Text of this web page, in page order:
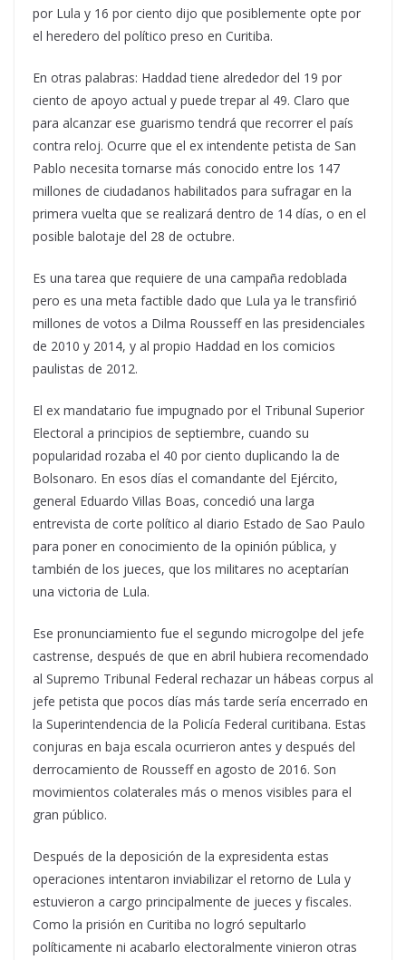
por Lula y 16 por ciento dijo que posiblemente opte por
el heredero del político preso en Curitiba.
En otras palabras: Haddad tiene alrededor del 19 por
ciento de apoyo actual y puede trepar al 49. Claro que
para alcanzar ese guarismo tendrá que recorrer el país
contra reloj. Ocurre que el ex intendente petista de San
Pablo necesita tornarse más conocido entre los 147
millones de ciudadanos habilitados para sufragar en la
primera vuelta que se realizará dentro de 14 días, o en el
posible balotaje del 28 de octubre.
Es una tarea que requiere de una campaña redoblada
pero es una meta factible dado que Lula ya le transfirió
millones de votos a Dilma Rousseff en las presidenciales
de 2010 y 2014, y al propio Haddad en los comicios
paulistas de 2012.
El ex mandatario fue impugnado por el Tribunal Superior
Electoral a principios de septiembre, cuando su
popularidad rozaba el 40 por ciento duplicando la de
Bolsonaro. En esos días el comandante del Ejército,
general Eduardo Villas Boas, concedió una larga
entrevista de corte político al diario Estado de Sao Paulo
para poner en conocimiento de la opinión pública, y
también de los jueces, que los militares no aceptarían
una victoria de Lula.
Ese pronunciamiento fue el segundo microgolpe del jefe
castrense, después de que en abril hubiera recomendado
al Supremo Tribunal Federal rechazar un hábeas corpus al
jefe petista que pocos días más tarde sería encerrado en
la Superintendencia de la Policía Federal curitibana. Estas
conjuras en baja escala ocurrieron antes y después del
derrocamiento de Rousseff en agosto de 2016. Son
movimientos colaterales más o menos visibles para el
gran público.
Después de la deposición de la expresidenta estas
operaciones intentaron inviabilizar el retorno de Lula y
estuvieron a cargo principalmente de jueces y fiscales.
Como la prisión en Curitiba no logró sepultarlo
políticamente ni acabarlo electoralmente vinieron otras